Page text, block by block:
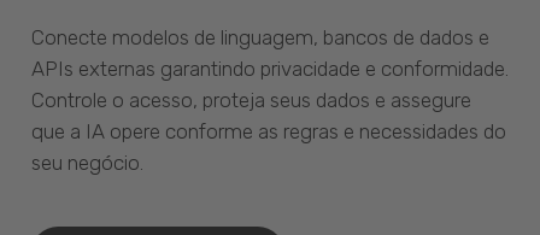
Conecte modelos de linguagem, bancos de dados e
APIs externas garantindo privacidade e conformidade.
Controle o acesso, proteja seus dados e assegure
que a IA opere conforme as regras e necessidades do
seu negócio.